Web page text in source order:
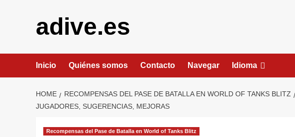
adive.es
Inicio Quiénes somos Contacto Navegar Idioma
HOME RECOMPENSAS DEL PASE DE BATALLA EN WORLD OF TANKS BLITZ
JUGADORES, SUGERENCIAS, MEJORAS
Recompensas del Pase de Batalla en World of Tanks Blitz